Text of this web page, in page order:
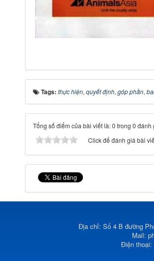
Tags: thực hiện, quyết định, góp phần,
Tổng số điểm của bài viết là: 0 trong 0 đánh
Click để đánh giá bài
Địa chỉ: Số 4 B đường
Mail:
Điện thoại: